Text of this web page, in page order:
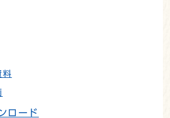
料
ロード